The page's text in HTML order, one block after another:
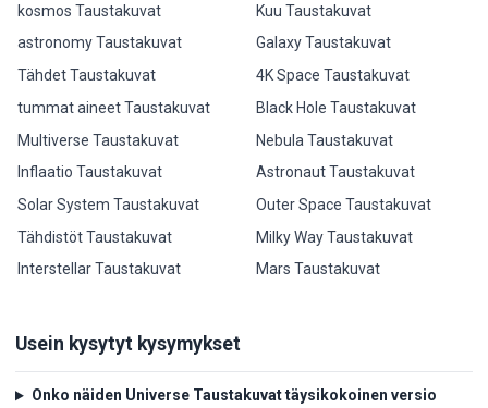
kosmos Taustakuvat
astronomy Taustakuvat
Tähdet Taustakuvat
tummat aineet Taustakuvat
Multiverse Taustakuvat
Inflaatio Taustakuvat
Solar System Taustakuvat
Tähdistöt Taustakuvat
Interstellar Taustakuvat
Kuu Taustakuvat
Galaxy Taustakuvat
4K Space Taustakuvat
Black Hole Taustakuvat
Nebula Taustakuvat
Astronaut Taustakuvat
Outer Space Taustakuvat
Milky Way Taustakuvat
Mars Taustakuvat
Usein kysytyt kysymykset
Onko näiden Universe Taustakuvat täysikokoinen versio